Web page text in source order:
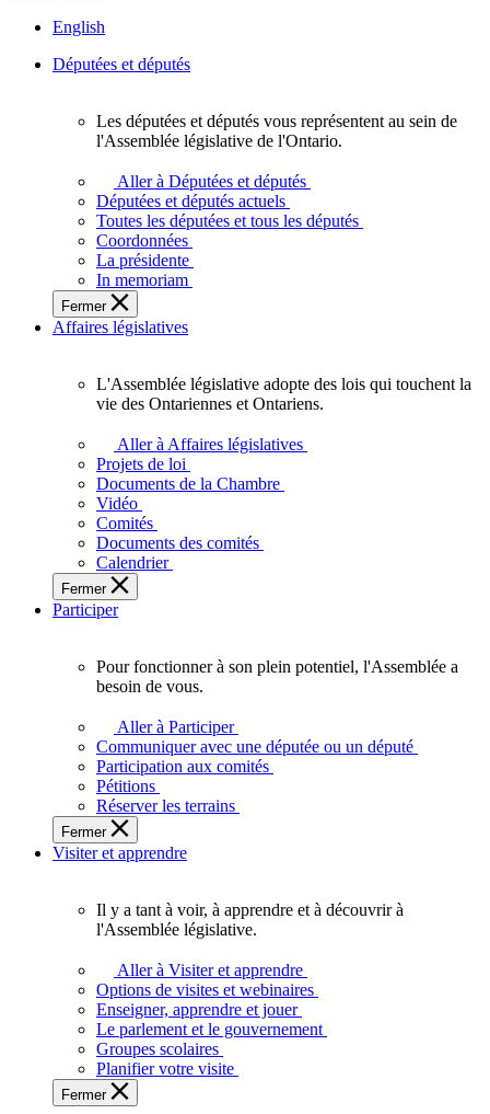
English
Députées et députés
députés
vous
représentent
sein
de
l'Assemblée
législative
l'Ontario.
Les députées et députés vous représentent au sein de
l'Assemblée législative de l'Ontario.
Aller à Députées et députés
Députées et députés actuels
Toutes les députées et tous les députés
Coordonnées
La présidente
In memoriam
Fermer
Affaires législatives
L'Assemblée
adopte
touchent
des
Ontariennes
et
L'Assemblée législative adopte des lois qui touchent la
vie des Ontariennes et Ontariens.
Aller à Affaires législatives
Projets de loi
Documents de la Chambre
Vidéo
Comités
Documents des comités
Calendrier
Fermer
Participer
plein
potentiel,
l'Assemblée
a
besoin
de
Pour fonctionner à son plein potentiel, l'Assemblée a
besoin de vous.
Aller à Participer
Communiquer avec une députée ou un député
Participation aux comités
Pétitions
Réserver les terrains
Fermer
Visiter et apprendre
voir,
apprendre
et
à
Il y a tant à voir, à apprendre et à découvrir à
l'Assemblée législative.
Aller à Visiter et apprendre
Options de visites et webinaires
Enseigner, apprendre et jouer
Le parlement et le gouvernement
Groupes scolaires
Planifier votre visite
Fermer